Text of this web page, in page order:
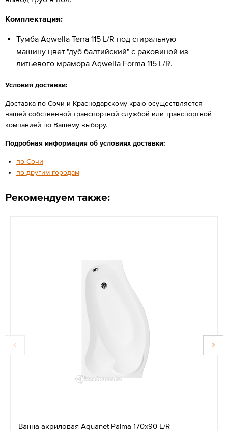
Комплектация:
Тумба Aqwella Terra 115 L/R под стиральную
машину цвет "дуб балтийский" с раковиной из
литьевого мрамора Aqwella Forma 115 L/R.
Условия доставки:
Доставка по Сочи и Краснодарскому краю осуществляется
нашей собственной транспортной службой или транспортной
компанией по Вашему выбору.
Подробная информация об условиях доставки:
по Сочи
по другим городам
Рекомендуем также:
Ванна акриловая Aquanet Palma 170x90 L/R